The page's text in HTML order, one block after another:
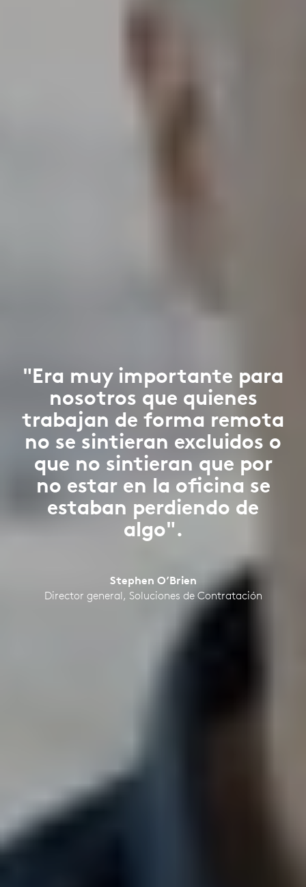
"Era muy importante para
nosotros que quienes
trabajan de forma remota
no se sintieran excluidos o
que no sintieran que por
no estar en la oficina se
estaban perdiendo de
algo".
Stephen O’Brien
Director general, Soluciones de Contratación